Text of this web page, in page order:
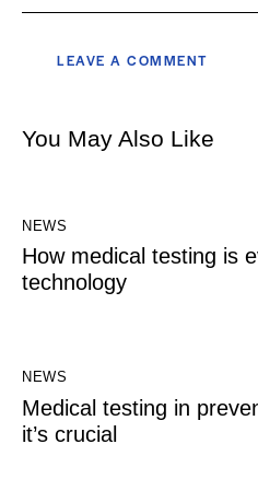
You May Also Like
NEWS
How medical testing is
technology
NEWS
Medical testing in
it’s crucial